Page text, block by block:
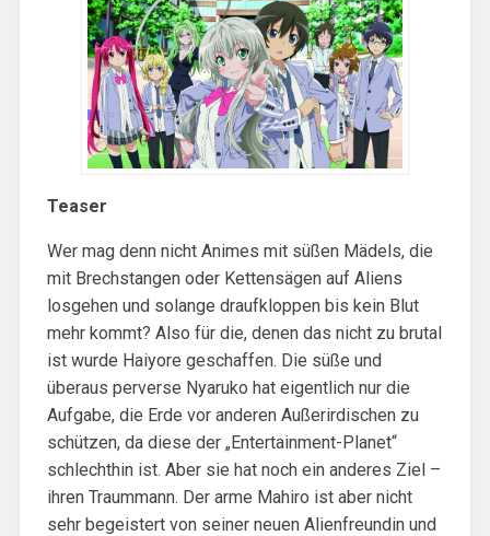
Teaser
Wer mag denn nicht Animes mit süßen Mädels, die
mit Brechstangen oder Kettensägen auf Aliens
losgehen und solange draufkloppen bis kein Blut
mehr kommt? Also für die, denen das nicht zu brutal
ist wurde Haiyore geschaffen. Die süße und
überaus perverse Nyaruko hat eigentlich nur die
Aufgabe, die Erde vor anderen Außerirdischen zu
schützen, da diese der „Entertainment-Planet“
schlechthin ist. Aber sie hat noch ein anderes Ziel –
ihren Traummann. Der arme Mahiro ist aber nicht
sehr begeistert von seiner neuen Alienfreundin und